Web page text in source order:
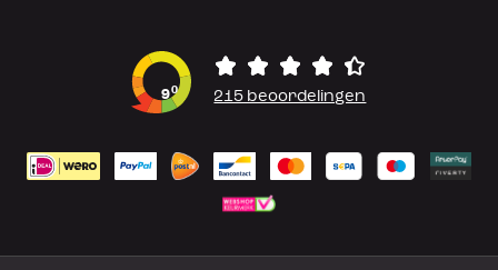
90 215 beoordelingen